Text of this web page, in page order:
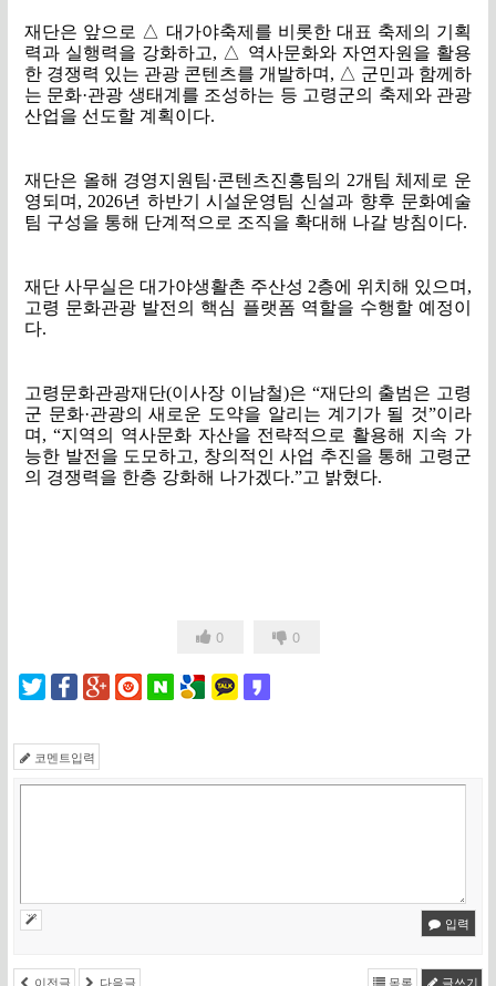
재단은 앞으로 △ 대가야축제를 비롯한 대표 축제의 기획
력과 실행력을 강화하고, △ 역사문화와 자연자원을 활용
한 경쟁력 있는 관광 콘텐츠를 개발하며 , △ 군민과 함께하
는 문화·관광 생태계를 조성하는 등 고령군의 축제와 관광
산업을 선도할 계획이다.
재단은 올해 경영지원팀·콘텐츠진흥팀의 2개팀 체제로 운
영되며 , 2026년 하반기 시설운영팀 신설과 향후 문화예술
팀 구성을 통해 단계적으로 조직을 확대해 나갈 방침이다.
재단 사무실은 대가야생활촌 주산성 2층에 위치해 있으며 ,
고령 문화관광 발전의 핵심 플랫폼 역할을 수행할 예정이
다.
고령문화관광재단(이사장 이남철)은 “재단의 출범은 고령
군 문화·관광의 새로운 도약을 알리는 계기가 될 것”이라
며 , “지역의 역사문화 자산을 전략적으로 활용해 지속 가
능한 발전을 도모하고, 창의적인 사업 추진을 통해 고령군
의 경쟁력을 한층 강화해 나가겠다.”고 밝혔다.
0 0
코멘트입력
입력
이전글 다음글 목록 글쓰기